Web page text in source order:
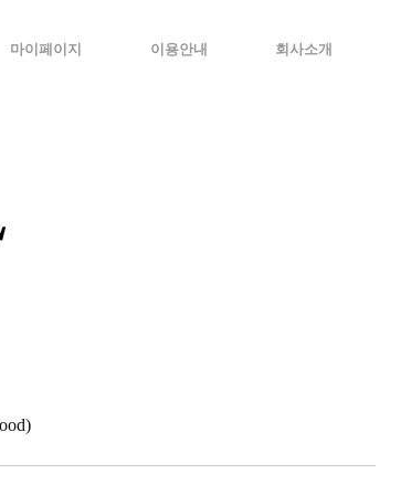
마이페이지 이용안내 회사소개